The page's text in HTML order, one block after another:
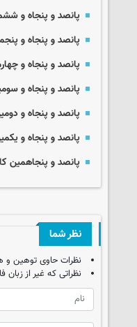
پانصد و پنجاه و
پانصد و پنجاه و
پانصد و پنجاه و
پانصد و پنجاه و
پانصد و پنجاه و
پانصد و پنجاه و
پانصد و پنجاهمین
نظر شما
نظرات حاوی توهین و
نظراتی که غیر از